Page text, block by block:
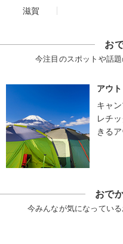
滋賀
お
今注目のスポットや話
アウ
キャ
レチ
きる
おで
今みんなが気になってい